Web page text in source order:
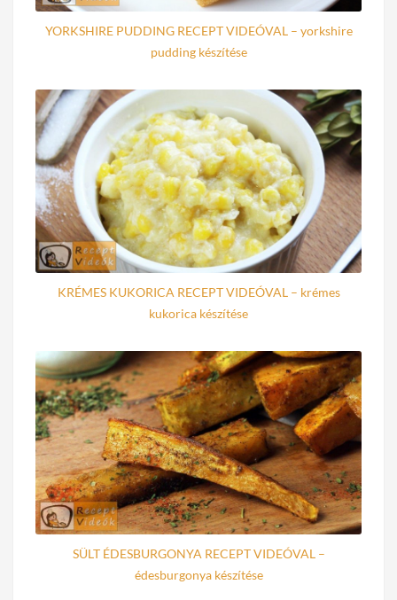
YORKSHIRE PUDDING RECEPT VIDEÓVAL – yorkshire
pudding készítése
KRÉMES KUKORICA RECEPT VIDEÓVAL – krémes
kukorica készítése
SÜLT ÉDESBURGONYA RECEPT VIDEÓVAL –
édesburgonya készítése